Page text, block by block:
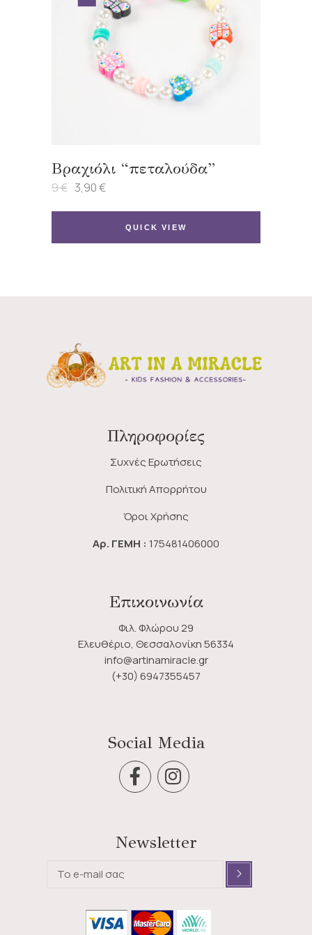
Βραχιόλι “πεταλούδα”
9€ Original
was:
3,90€
Η
τιμή
QUICK VIEW
Πληροφορίες
Συχνές Ερωτήσεις
Πολιτική Απορρήτου
Όροι Χρήσης
Αρ. ΓΕΜΗ : 175481406000
Επικοινωνία
Φιλ. Φλώρου 29
Ελευθέριο, Θεσσαλονίκη 56334
info@artinamiracle.gr
(+30) 6947355457
Social Media
Newsletter